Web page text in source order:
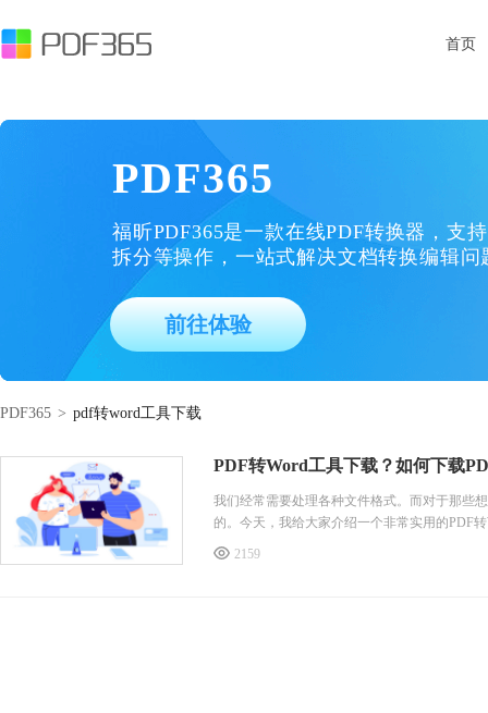
首页
PDF365
福昕PDF365是一款在线PDF转换器，支
拆分等操作，一站式解决文档转换编辑问
前往体验
PDF365 > pdf转word工具下载
PDF转Word工具下载？如何下载
我们经常需要处理各种文件格式。而对于那些
的。今天，我给大家介绍一个非常实用的PDF
繁琐的复制粘贴工作。不仅如此，这款工具还
2159